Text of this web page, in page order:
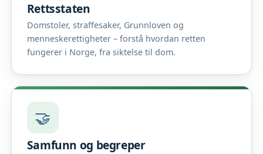
Rettsstaten
Domstoler, straffesaker, Grunnloven og
menneskerettigheter – forstå hvordan retten
fungerer i Norge, fra siktelse til dom.
🤝
Samfunn og begreper